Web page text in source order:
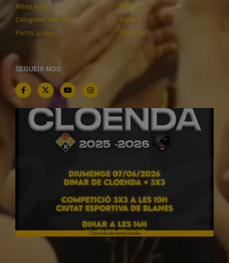
Altres equips
Categories inferiors
Partits a casa
Playoff
Intranet
Contacte
SEGUEIX-NOS
Cloenda de temporada